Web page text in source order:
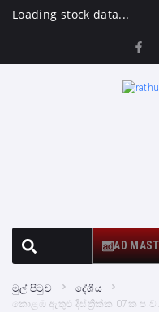
Loading stock data...
AD
මුල් පිටුව
දේශීය
කොළඹ ඇතුළු දිස්ත්‍රික්ක 07ක